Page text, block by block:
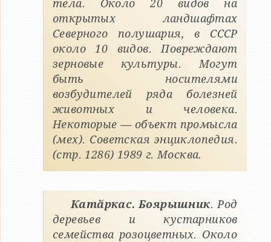
тела. Около 20 видов на
открытых ландшафтах
Северного полушария, в СССР
около 10 видов. Повреждают
зерновые культуры. Могут
быть носителями
возбудителей ряда болезней
животных и человека.
Некоторые — объект промысла
(мех). Советская энциклопедия.
(стр. 1286) 1989 г. Москва.
Катӑркас. Боярышник. Род
деревьев и кустарников
семейства розоцветных. Около